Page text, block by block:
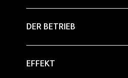
Grand Prix
DER BETRIEB
EFFEKT